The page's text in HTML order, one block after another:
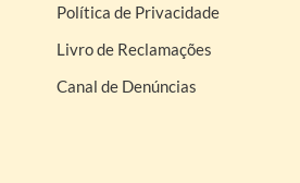
Política de Privacidade
Livro de Reclamações
Canal de Denúncias